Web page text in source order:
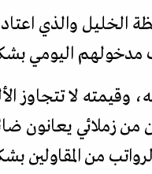
الخليل والذي
مدخولهم اليومي
لا تتجاوز
زملائي يعانون
من المقاولين